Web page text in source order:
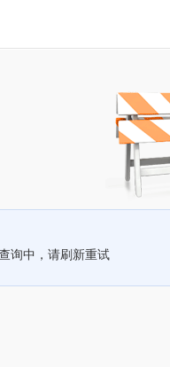
询中，请刷新重试